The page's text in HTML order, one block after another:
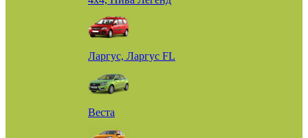
Ларгус, Ларгус FL
Веста